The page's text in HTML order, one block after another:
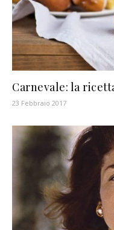
Carnevale: la
23 Febbraio 2017